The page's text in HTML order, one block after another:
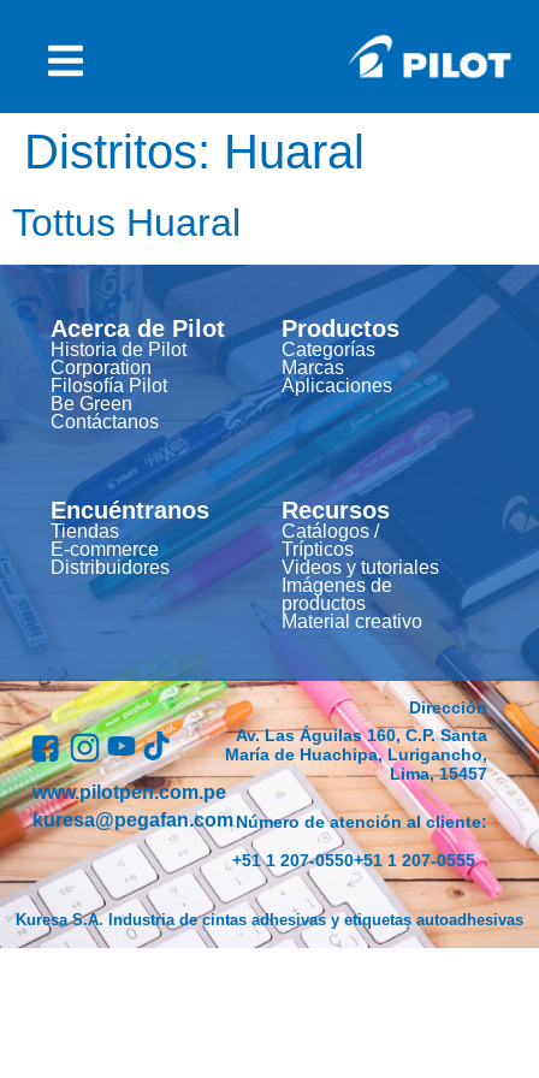
Distritos: Huaral
Tottus Huaral
Acerca de Pilot
Historia de Pilot
Corporation
Filosofía Pilot
Be Green
Contáctanos
Productos
Categorías
Marcas
Aplicaciones
Encuéntranos
Tiendas
E-commerce
Distribuidores
Recursos
Catálogos /
Trípticos
Videos y tutoriales
Imágenes de
productos
Material creativo
www.pilotpen.com.pe
kuresa@pegafan.com
Dirección
Av. Las Águilas 160, C.P. Santa
María de Huachipa, Lurigancho,
Lima, 15457
Número de atención al cliente:
+51 1 207-0550+51 1 207-0555
Kuresa S.A. Industria de cintas adhesivas y etiquetas autoadhesivas